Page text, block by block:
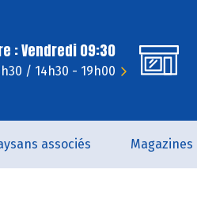
: Vendredi 09:30
/ 14h30 - 19h00
associés Magazines